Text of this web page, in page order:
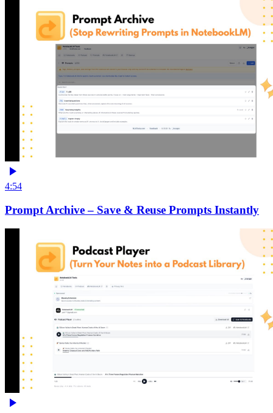
4:54
Prompt Archive – Save & Reuse Prompts Instantly